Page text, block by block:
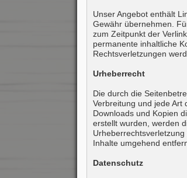
Unser Angebot enthält
Gewähr übernehmen.
zum Zeitpunkt der
permanente inhaltliche
Rechtsverletzungen
Urheberrecht
Die durch die
Verbreitung und jede Art
Downloads und Kopien
erstellt wurden, werden
Inhalte umgehend
Datenschutz